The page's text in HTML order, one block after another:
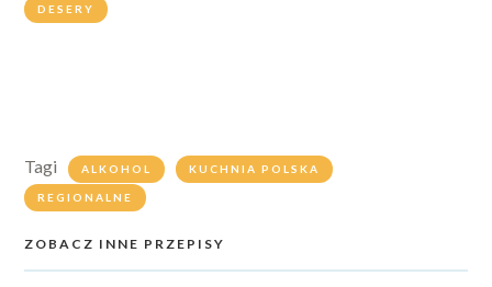
DESERY
Tagi ALKOHOL KUCHNIA POLSKA
REGIONALNE
ZOBACZ INNE PRZEPISY